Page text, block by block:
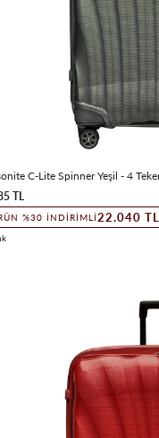
C-Lite Spinner Yeşil - 4
TL
%30 İNDIRIMLI22.040 TL